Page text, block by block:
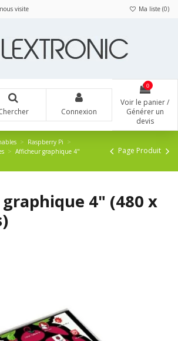
visite Ma liste (0)
Connexion
0
Voir le panier /
Générer un
devis
Raspberry Pi
Afficheur graphique 4"
Page Produit
4" (480 x